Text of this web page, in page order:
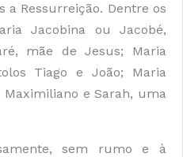
a Ressurreição. Dentre os
Jacobina ou Jacobé,
mãe de Jesus; Maria
Tiago e João; Maria
Maximiliano e Sarah, uma
sem rumo e à